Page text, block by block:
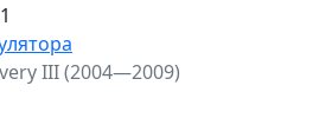
III (2004—2009)